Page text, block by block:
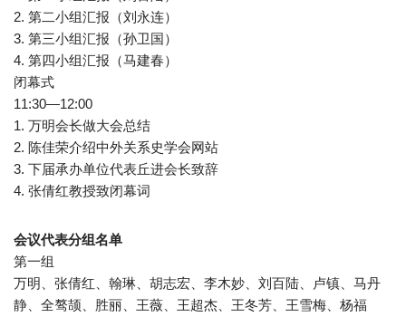
2. 第二小组汇报（刘永连）
3. 第三小组汇报（孙卫国）
4. 第四小组汇报（马建春）
闭幕式
11:30—12:00
1. 万明会长做大会总结
2. 陈佳荣介绍中外关系史学会网站
3. 下届承办单位代表丘进会长致辞
4. 张倩红教授致闭幕词
会议代表分组名单
第一组
万明、张倩红、翰琳、胡志宏、李木妙、刘百陆、卢镇、马丹
静、全骜颉、胜丽、王薇、王超杰、王冬芳、王雪梅、杨福